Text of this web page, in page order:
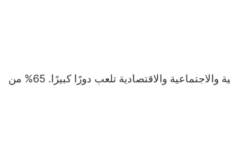
الطلاب يواجهون تحديات في اختيار التخصص الجامعي. العوامل الشخصية والاجتماعية والاقتصادية تلعب دورًا كبيرًا. 65% من